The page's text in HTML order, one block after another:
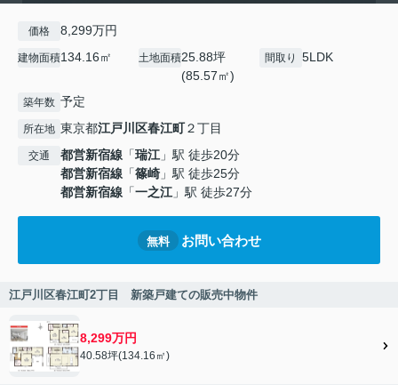
価格 8,299万円
建物面積134.16㎡ 土地面積25.88坪
(85.57㎡)
間取り 5LDK
築年数 予定
所在地 東京都江戸川区春江町２丁目
交通 都営新宿線 「瑞江」駅 徒歩20分
都営新宿線 「篠崎 」駅 徒歩25分
都営新宿線 「一之江」駅 徒歩27分
無料 お問い合わせ
江戸川区春江町2丁目 新築戸建ての販売中物件
8,299万円
40.58坪(134.16㎡)